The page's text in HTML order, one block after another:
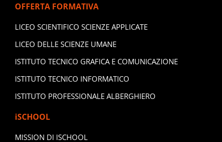
OFFERTA FORMATIVA
LICEO SCIENTIFICO SCIENZE APPLICATE
LICEO DELLE SCIENZE UMANE
ISTITUTO TECNICO GRAFICA E COMUNICAZIONE
ISTITUTO TECNICO INFORMATICO
ISTITUTO PROFESSIONALE ALBERGHIERO
iSCHOOL
MISSION DI ISCHOOL